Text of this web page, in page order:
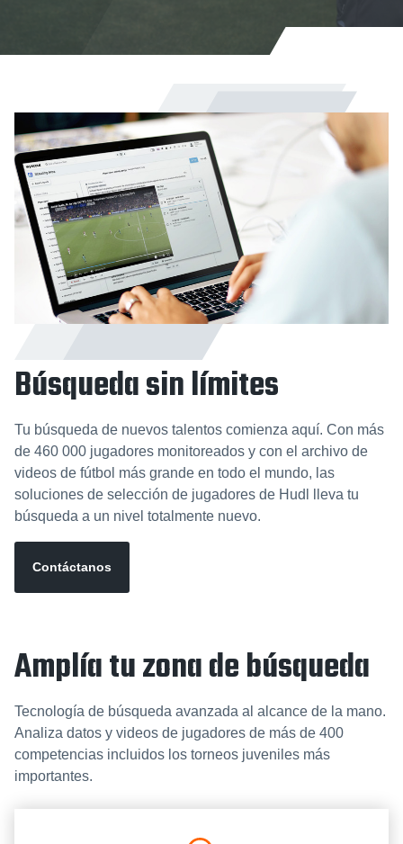
Búsqueda sin límites
Tu búsqueda de nuevos talentos comienza aquí. Con más
de 460 000 jugadores monitoreados y con el archivo de
videos de fútbol más grande en todo el mundo, las
soluciones de selección de jugadores de Hudl lleva tu
búsqueda a un nivel totalmente nuevo.
Contáctanos
Amplía tu zona de búsqueda
Tecnología de búsqueda avanzada al alcance de la mano.
Analiza datos y videos de jugadores de más de 400
competencias incluidos los torneos juveniles más
importantes.